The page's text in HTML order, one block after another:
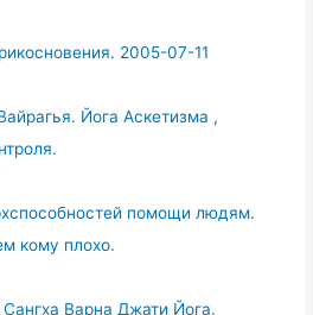
2005-07-11
Йога Аскетизма ,
помощи людям.
кому плохо.
Варна Джати Йога.